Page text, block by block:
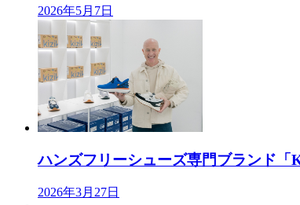
2026年5月7日
ハンズフリーシューズ専門ブランド「
2026年3月27日